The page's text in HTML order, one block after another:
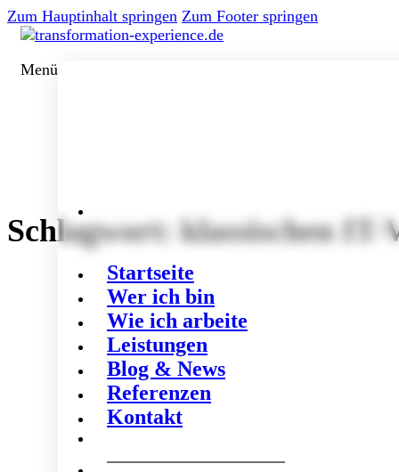
Zum Hauptinhalt springen Zum Footer springen
Menü
Startseite
Wer ich bin
Wie ich arbeite
Leistungen
Blog & News
Referenzen
Kontakt
Schlagwort: klassischen IT-